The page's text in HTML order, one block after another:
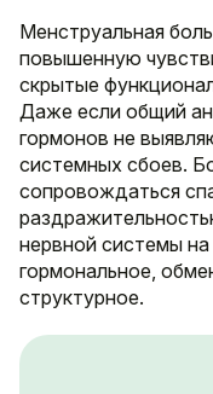
Менструальная
повышенную
скрытые
Даже если общий
гормонов не
системных сбоев.
сопровождаться
нервной системы
гормональное,
структурное.